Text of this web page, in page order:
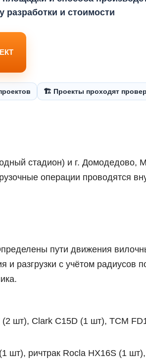
разработки и стоимости
🏗️ Проекты проходят
стадион) и г. Домодедово,
операции проводятся
пути движения
разгрузки с учётом радиусов
шт), Clark C15D (1 шт), TCM
шт), ричтрак Rocla HX16S (1